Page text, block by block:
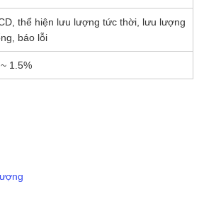
thể hiện lưu lượng tức thời, lưu lượng
báo lỗi
1.5%